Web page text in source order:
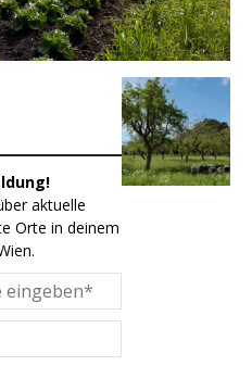
aktuelle
Orte in deinem